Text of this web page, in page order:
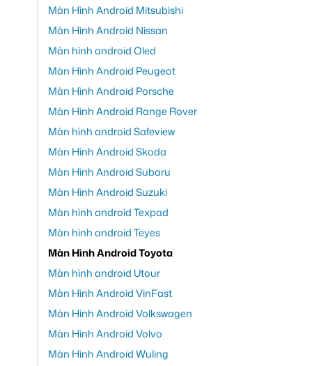
Màn Hình Android Mitsubishi
Màn Hình Android Nissan
Màn hình android Oled
Màn Hình Android Peugeot
Màn Hình Android Porsche
Màn Hình Android Range Rover
Màn hình android Safeview
Màn Hình Android Skoda
Màn Hình Android Subaru
Màn Hình Android Suzuki
Màn hình android Texpad
Màn hình android Teyes
Màn Hình Android Toyota
Màn hình android Utour
Màn Hình Android VinFast
Màn Hình Android Volkswagen
Màn Hình Android Volvo
Màn Hình Android Wuling